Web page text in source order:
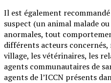
Il est également
suspect (un animal malade
anormales, tout
différents acteurs
village, les vétérinaires, les
agents communautaires de
agents de l’ICCN présents